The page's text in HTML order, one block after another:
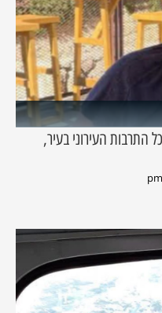
התרבות העירוני בעיר,